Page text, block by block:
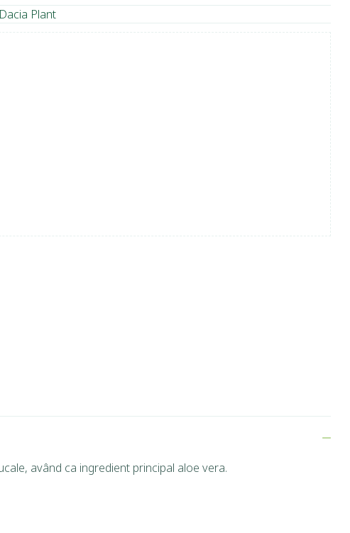
Dacia Plant
având ca ingredient principal aloe vera.